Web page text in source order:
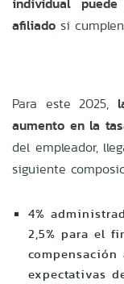
afiliado si
Para este 2025,
aumento en la
del empleador,
siguiente
4%
2,5% para el
expectativas